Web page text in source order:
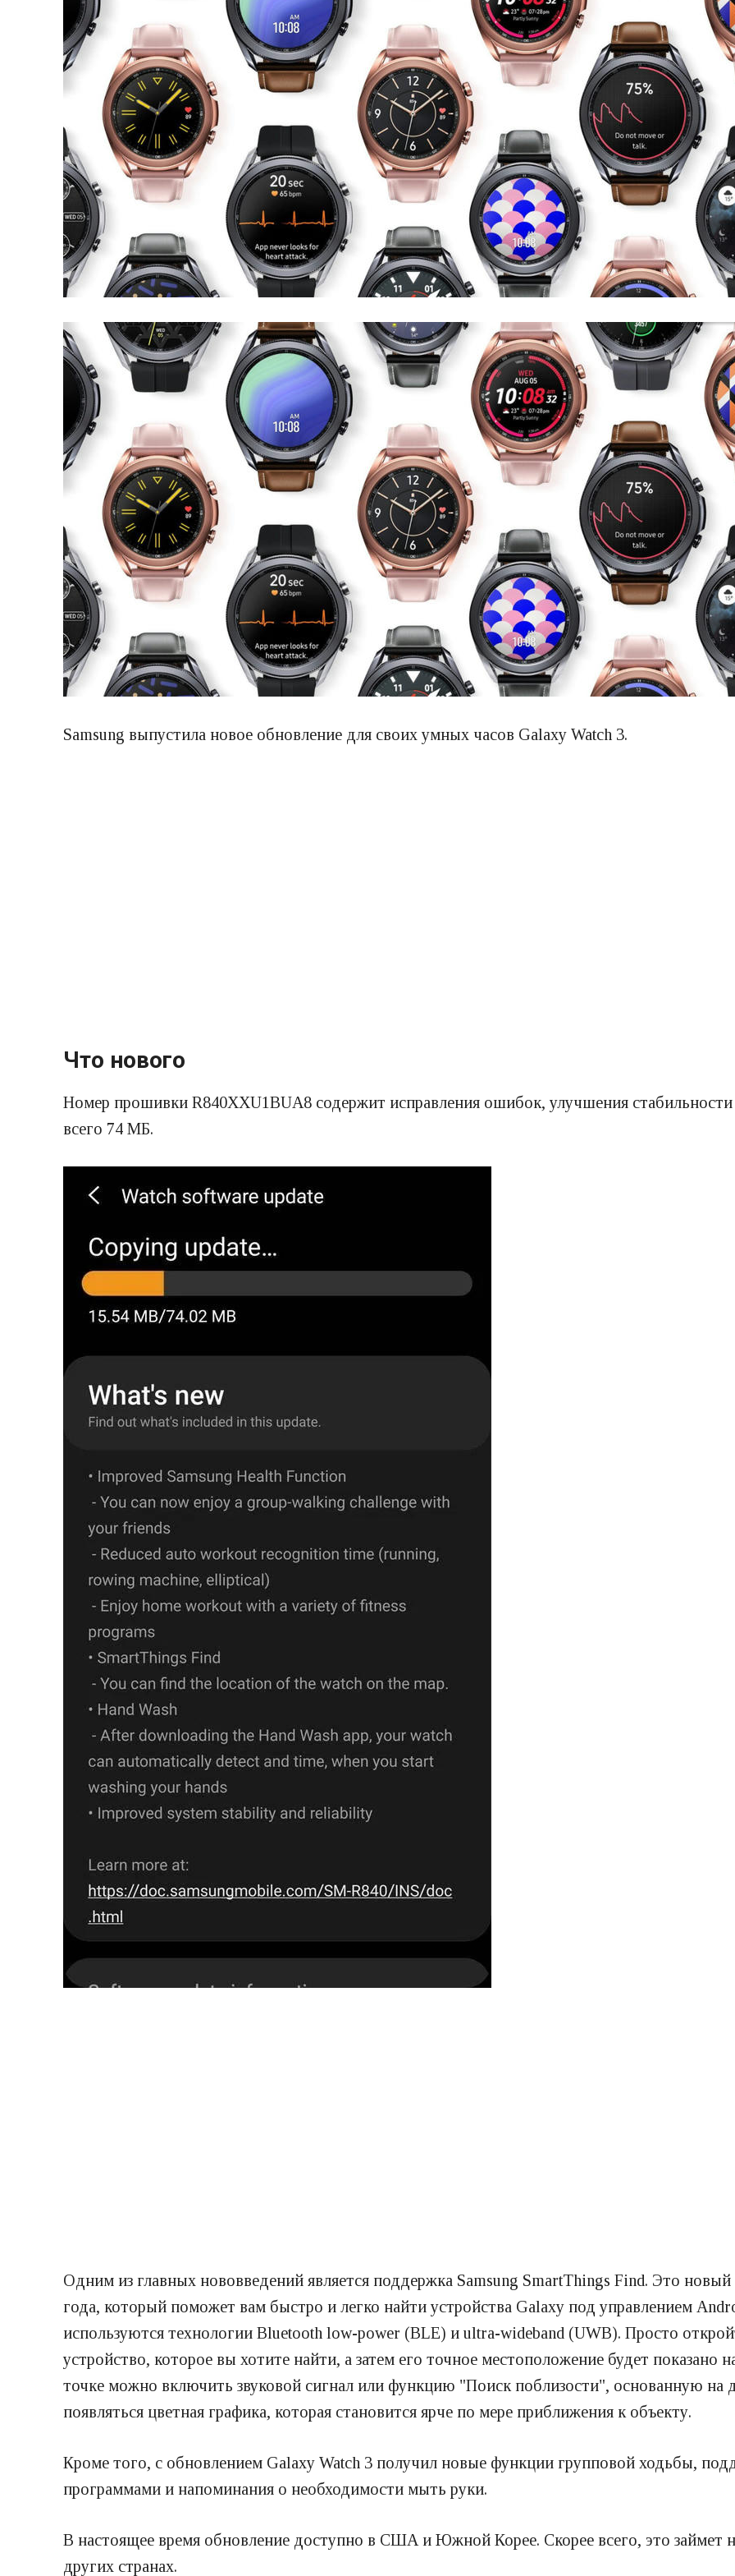
Samsung выпустила новое обновление для своих умных часов Galaxy Watch 3.
Что нового
Номер прошивки R840XXU1BUA8 содержит исправления ошибок, улучшения
всего 74 МБ.
Одним из главных нововведений является поддержка Samsung SmartThings Find. Это
года, который поможет вам быстро и легко найти устройства Galaxy под управлением
используются технологии Bluetooth low-power (BLE) и ultra-wideband (UWB). Просто
устройство, которое вы хотите найти, а затем его точное местоположение будет
точке можно включить звуковой сигнал или функцию "Поиск поблизости", основанную на
появляться цветная графика, которая становится ярче по мере приближения к объекту.
Кроме того, с обновлением Galaxy Watch 3 получил новые функции групповой ходьбы,
программами и напоминания о необходимости мыть руки.
В настоящее время обновление доступно в США и Южной Корее. Скорее всего, это займет
других странах.